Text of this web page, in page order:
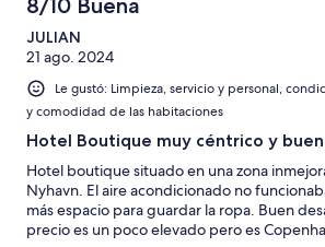
8/10 Buena
JULIAN
21 ago. 2024
Le gustó: Limpieza, servicio y personal,
y comodidad de las habitaciones
Hotel Boutique muy céntrico y
Hotel boutique situado en una zona
Nyhavn. El aire acondicionado no
más espacio para guardar la ropa. Buen
precio es un poco elevado pero es